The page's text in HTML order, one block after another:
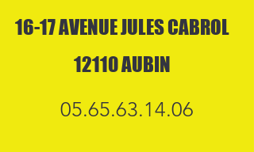
16-17 AVENUE JULES CABROL
12110 AUBIN
05.65.63.14.06